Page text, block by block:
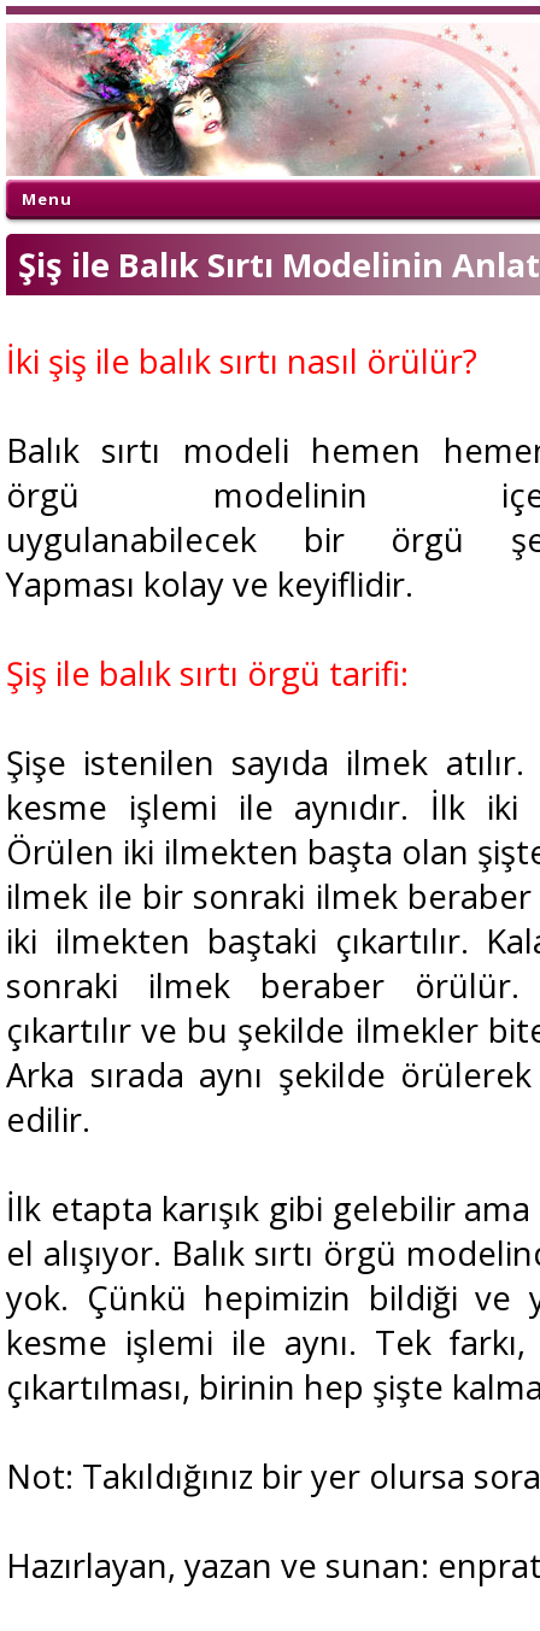
Menu
Şiş ile Balık Sırtı Modelinin
İki şiş ile balık sırtı nasıl örülür?
Balık sırtı modeli hemen
örgü modelinin
uygulanabilecek bir örgü
Yapması kolay ve keyiflidir.
Şiş ile balık sırtı örgü tarifi:
Şişe istenilen sayıda ilmek
kesme işlemi ile aynıdır. İlk
Örülen iki ilmekten başta olan
ilmek ile bir sonraki ilmek
iki ilmekten baştaki çıkartılır.
sonraki ilmek beraber
çıkartılır ve bu şekilde ilmekler
Arka sırada aynı şekilde
edilir.
İlk etapta karışık gibi gelebilir
el alışıyor. Balık sırtı örgü
yok. Çünkü hepimizin bildiği ve
kesme işlemi ile aynı. Tek
çıkartılması, birinin hep şişte
Not: Takıldığınız bir yer olursa
Hazırlayan, yazan ve sunan: